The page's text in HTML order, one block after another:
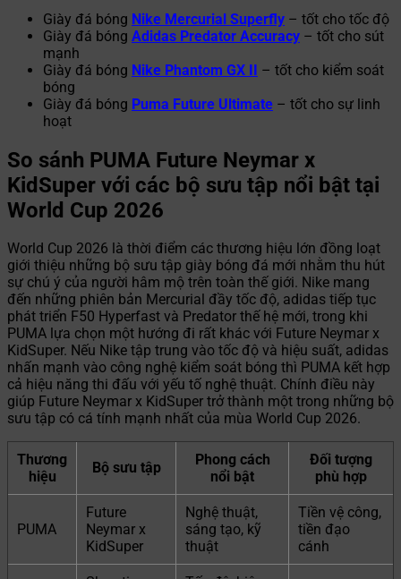
Giày đá bóng Nike Mercurial Superfly – tốt cho tốc độ
Giày đá bóng Adidas Predator Accuracy – tốt cho sút
mạnh
Giày đá bóng Nike Phantom GX II – tốt cho kiểm soát
bóng
Giày đá bóng Puma Future Ultimate – tốt cho sự linh
hoạt
So sánh PUMA Future Neymar x
KidSuper với các bộ sưu tập nổi bật tại
World Cup 2026
World Cup 2026 là thời điểm các thương hiệu lớn đồng loạt
giới thiệu những bộ sưu tập giày bóng đá mới nhằm thu hút
sự chú ý của người hâm mộ trên toàn thế giới. Nike mang
đến những phiên bản Mercurial đầy tốc độ, adidas tiếp tục
phát triển F50 Hyperfast và Predator thế hệ mới, trong khi
PUMA lựa chọn một hướng đi rất khác với Future Neymar x
KidSuper. Nếu Nike tập trung vào tốc độ và hiệu suất, adidas
nhấn mạnh vào công nghệ kiểm soát bóng thì PUMA kết hợp
cả hiệu năng thi đấu với yếu tố nghệ thuật. Chính điều này
giúp Future Neymar x KidSuper trở thành một trong những bộ
sưu tập có cá tính mạnh nhất của mùa World Cup 2026.
Thương
hiệu
Bộ sưu tập
Phong cách
nổi bật
Đối tượng
phù hợp
PUMA
Future
Neymar x
KidSuper
Nghệ thuật,
sáng tạo, kỹ
thuật
Tiền vệ công,
tiền đạo
cánh